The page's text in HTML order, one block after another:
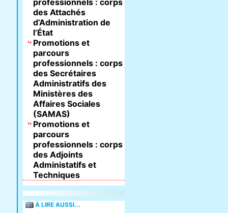
professionnels : corps
des Attachés
d’Administration de
l’État
Promotions et
parcours
professionnels : corps
des Secrétaires
Administratifs des
Ministères des
Affaires Sociales
(SAMAS)
Promotions et
parcours
professionnels : corps
des Adjoints
Administatifs et
Techniques
À LIRE AUSSI...